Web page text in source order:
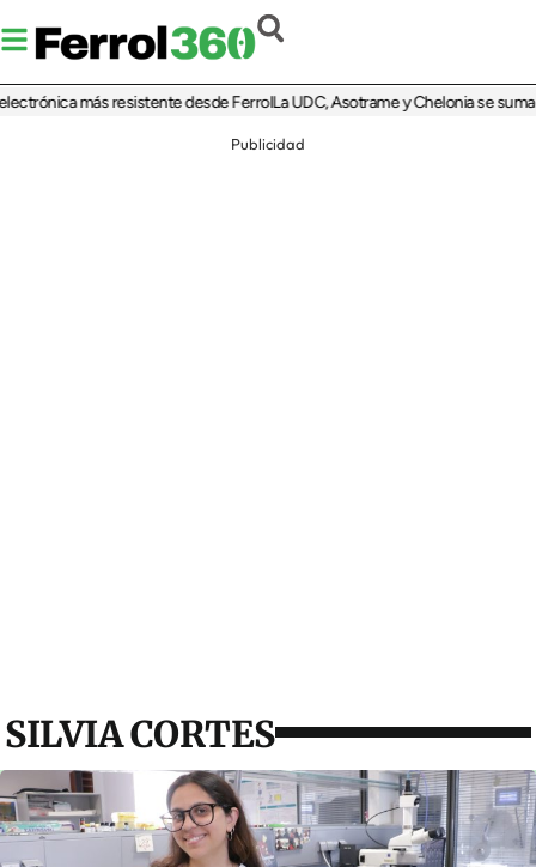
más resistente desde FerrolLa UDC, Asotrame y Chelonia se suman al
Publicidad
SILVIA CORTES